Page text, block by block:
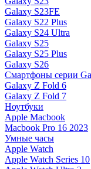
Galaxy S23FE
Galaxy S22 Plus
Galaxy S24 Ultra
Galaxy S25
Galaxy S25 Plus
Galaxy S26
Смартфоны серии
Galaxy Z Fold 6
Galaxy Z Fold 7
Ноутбуки
Apple Macbook
Macbook Pro 16 2023
Умные часы
Apple Watch
Apple Watch Series 10